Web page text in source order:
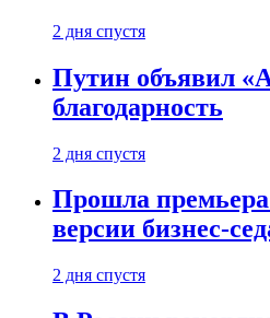
2 дня спустя
Путин объявил
благодарность
2 дня спустя
Прошла
версии бизнес-
2 дня спустя